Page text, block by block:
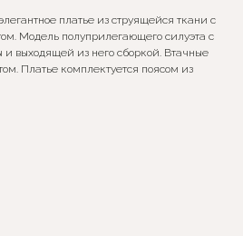
платье из струящейся ткани с
Модель полуприлегающего силуэта с
и выходящей из него сборкой. Втачные
Платье комплектуется поясом из
выборе?
, чтобы
сетку
и мы